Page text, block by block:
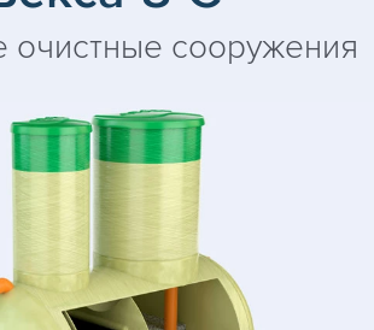
сооружения